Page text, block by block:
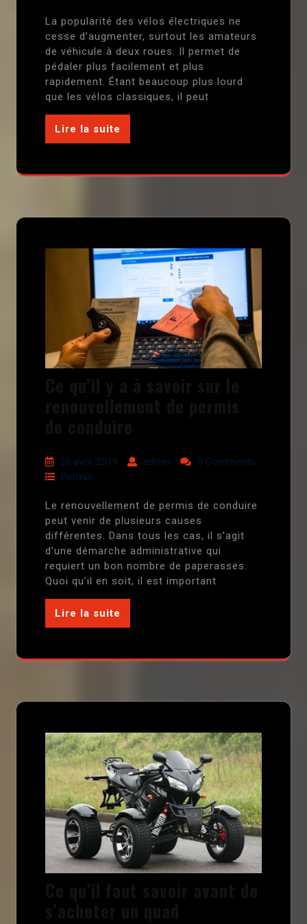
La popularité des vélos électriques ne
cesse d’augmenter, surtout les amateurs
de véhicule à deux roues. Il permet de
pédaler plus facilement et plus
rapidement. Étant beaucoup plus lourd
que les vélos classiques, il peut
Lire la suite
28 avril, 2019 admin
0 Comments
Permis
Le renouvellement de permis de conduire
peut venir de plusieurs causes
différentes. Dans tous les cas, il s’agit
d’une démarche administrative qui
requiert un bon nombre de paperasses.
Quoi qu’il en soit, il est important
Lire la suite